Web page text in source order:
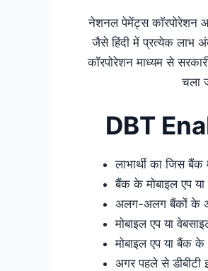
नेशनल पेमेंट्स कॉरपोरेशन
जैसे हिंदी में प्रत्येक लाभ
कॉरपोरेशन माध्यम से
चला
DBT
लाभार्थी का जिस
बैंक के मोबाइल एप
अलग-अलग बैंकों के
मोबाइल एप या
मोबाइल एप या बैंक के
अगर पहले से